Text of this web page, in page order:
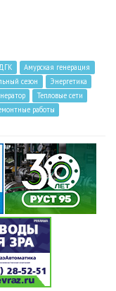
Амурская генерация
сезон
Энергетика
Тепловые сети
работы